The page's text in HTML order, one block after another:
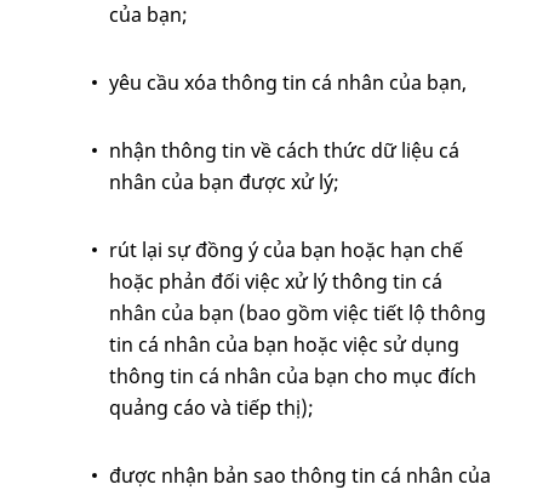
của bạn;
yêu cầu xóa thông tin cá nhân của bạn,
nhận thông tin về cách thức dữ liệu cá
nhân của bạn được xử lý;
rút lại sự đồng ý của bạn hoặc hạn chế
hoặc phản đối việc xử lý thông tin cá
nhân của bạn (bao gồm việc tiết lộ thông
tin cá nhân của bạn hoặc việc sử dụng
thông tin cá nhân của bạn cho mục đích
quảng cáo và tiếp thị);
được nhận bản sao thông tin cá nhân của